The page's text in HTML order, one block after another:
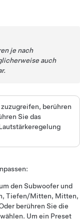
je nach
auch
berühren
Sie das
den Subwoofer und
Tiefen/Mitten, Mitten,
berühren Sie die
Um ein Preset